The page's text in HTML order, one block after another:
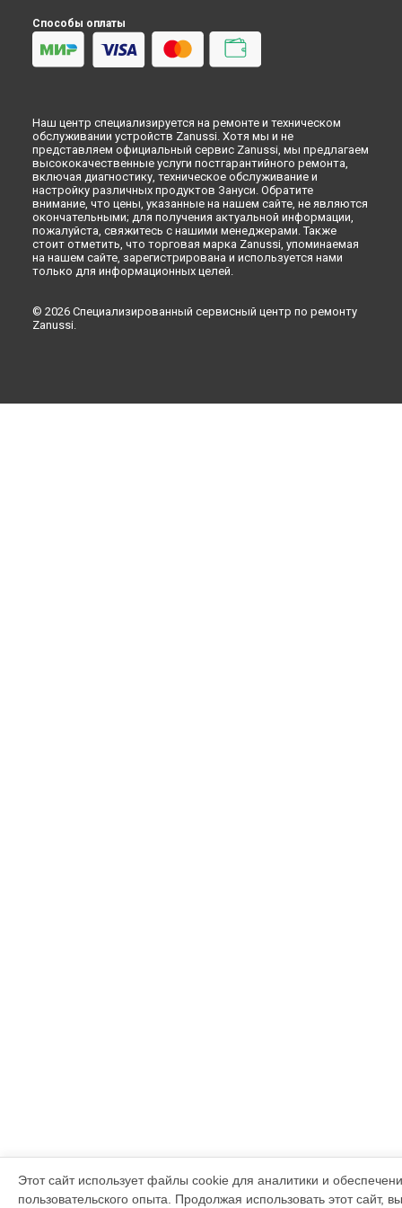
Перевешивание дверей холодильника Zanussi в
Набережных Челнах
Перевешивание дверей холодильника Zanussi в
Способы оплаты
Наш центр специализируется на ремонте и техническом
обслуживании устройств Zanussi. Хотя мы и не
представляем официальный сервис Zanussi, мы предлагаем
высококачественные услуги постгарантийного ремонта,
включая диагностику, техническое обслуживание и
настройку различных продуктов Зануси. Обратите
внимание, что цены, указанные на нашем сайте, не являются
окончательными; для получения актуальной информации,
пожалуйста, свяжитесь с нашими менеджерами. Также
стоит отметить, что торговая марка Zanussi, упоминаемая
на нашем сайте, зарегистрирована и используется нами
только для информационных целей.
© 2026 Специализированный сервисный центр по ремонту
Zanussi.
Этот сайт использует файлы cookie для аналитики и
пользовательского опыта. Продолжая использовать этот сайт,